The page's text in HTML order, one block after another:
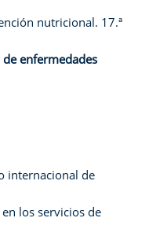
nutricional. 17.ª
enfermedades
internacional de
los servicios de